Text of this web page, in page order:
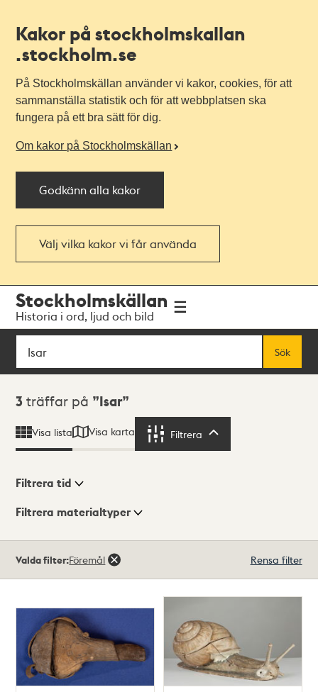
Kakor på stockholmskallan
.stockholm.se
På Stockholmskällan använder vi kakor, cookies, för att
sammanställa statistik och för att webbplatsen ska
fungera på ett bra sätt för dig.
Om kakor på Stockholmskällan
Godkänn alla kakor
Välj vilka kakor vi får använda
navigationen
huvudinnehållet
Stockholmskällan
Historia i ord, ljud och bild
Sök
Sök
Sökresultat
3 träffar på Isar
Visa lista Visa karta Filtrera
Visningsläge
Filtrera tid
Filtrera materialtyper
träffar
Valda filter:Föremål Rensa filter